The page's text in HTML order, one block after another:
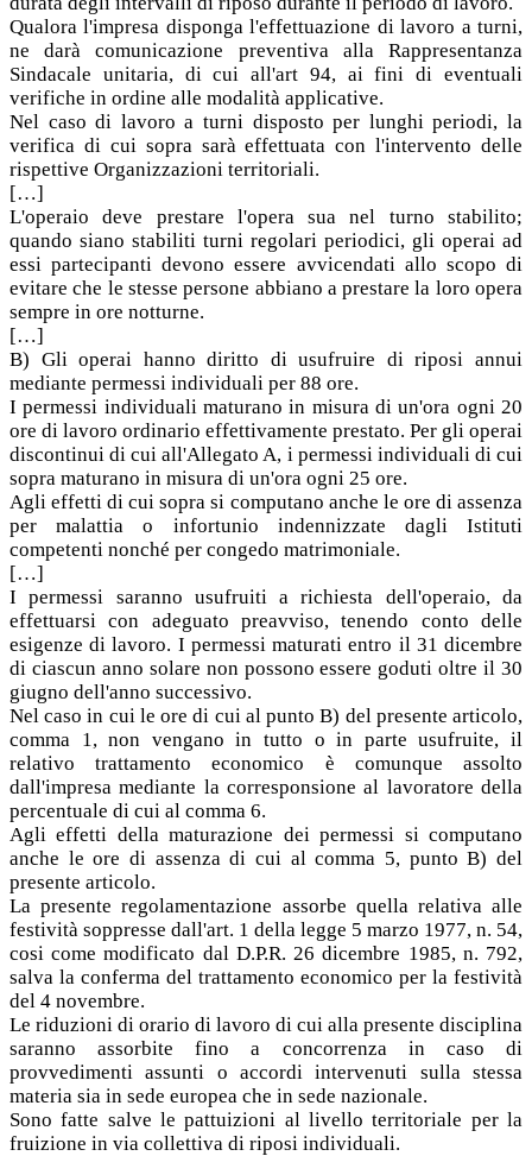
Qualora l'impresa disponga l'effettuazione di lavoro a turni,
ne darà comunicazione preventiva alla Rappresentanza
Sindacale unitaria, di cui all'art 94, ai fini di eventuali
verifiche in ordine alle modalità applicative.
Nel caso di lavoro a turni disposto per lunghi periodi, la
verifica di cui sopra sarà effettuata con l'intervento delle
rispettive Organizzazioni territoriali.
[…]
L'operaio deve prestare l'opera sua nel turno stabilito;
quando siano stabiliti turni regolari periodici, gli operai ad
essi partecipanti devono essere avvicendati allo scopo di
evitare che le stesse persone abbiano a prestare la loro opera
sempre in ore notturne.
[…]
B) Gli operai hanno diritto di usufruire di riposi annui
mediante permessi individuali per 88 ore.
I permessi individuali maturano in misura di un'ora ogni 20
ore di lavoro ordinario effettivamente prestato. Per gli operai
discontinui di cui all'Allegato A, i permessi individuali di cui
sopra maturano in misura di un'ora ogni 25 ore.
Agli effetti di cui sopra si computano anche le ore di assenza
per malattia o infortunio indennizzate dagli Istituti
competenti nonché per congedo matrimoniale.
[…]
I permessi saranno usufruiti a richiesta dell'operaio, da
effettuarsi con adeguato preavviso, tenendo conto delle
esigenze di lavoro. I permessi maturati entro il 31 dicembre
di ciascun anno solare non possono essere goduti oltre il 30
giugno dell'anno successivo.
Nel caso in cui le ore di cui al punto B) del presente articolo,
comma 1, non vengano in tutto o in parte usufruite, il
relativo trattamento economico è comunque assolto
dall'impresa mediante la corresponsione al lavoratore della
percentuale di cui al comma 6.
Agli effetti della maturazione dei permessi si computano
anche le ore di assenza di cui al comma 5, punto B) del
presente articolo.
La presente regolamentazione assorbe quella relativa alle
festività soppresse dall'art. 1 della legge 5 marzo 1977, n. 54,
cosi come modificato dal D.P.R. 26 dicembre 1985, n. 792,
salva la conferma del trattamento economico per la festività
del 4 novembre.
Le riduzioni di orario di lavoro di cui alla presente disciplina
saranno assorbite fino a concorrenza in caso di
provvedimenti assunti o accordi intervenuti sulla stessa
materia sia in sede europea che in sede nazionale.
Sono fatte salve le pattuizioni al livello territoriale per la
fruizione in via collettiva di riposi individuali.